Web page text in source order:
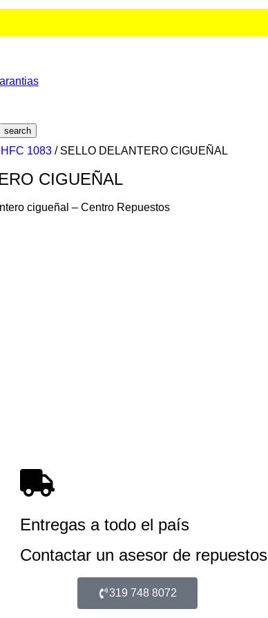
HFC 1083 / SELLO DELANTERO CIGUEÑAL
CIGUEÑAL
cigueñal – Centro Repuestos
Entregas a todo el país
Contactar un asesor de repuestos
319 748 8072